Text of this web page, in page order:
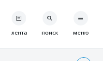
лента поиск меню